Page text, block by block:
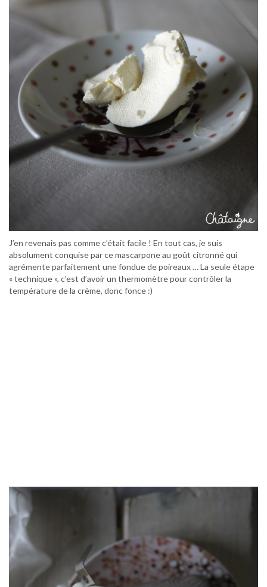
J’en revenais pas comme c’était facile ! En tout cas, je suis
absolument conquise par ce mascarpone au goût citronné qui
agrémente parfaitement une fondue de poireaux … La seule étape
« technique », c’est d’avoir un thermomètre pour contrôler la
température de la crème, donc fonce :)